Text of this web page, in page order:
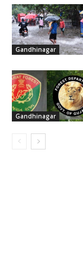
Gandhinagar
Gandhinagar